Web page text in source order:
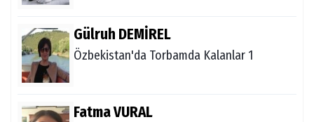
Gülruh DEMİREL
Özbekistan'da Torbamda Kalanlar 1
Fatma VURAL